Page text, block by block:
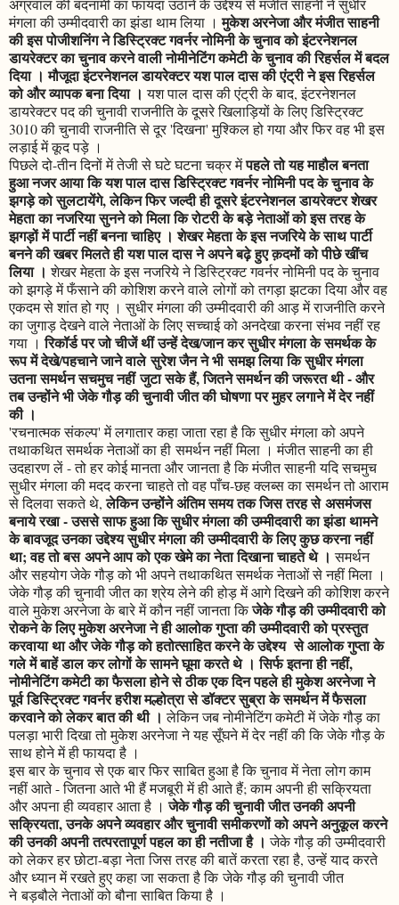
अग्रवाल की बदनामी का फायदा उठाने के उद्देश्य से मंजीत साहनी ने सुधीर
मंगला की उम्मीदवारी का झंडा थाम लिया ।मुकेश अरनेजा और मंजीत साहनी
की इस पोजीशनिंग ने डिस्ट्रिक्ट गवर्नर नोमिनी के चुनाव को इंटरनेशनल
डायरेक्टर का चुनाव करने वाली नोमीनेटिंग कमेटी के चुनाव की रिहर्सल में बदल
दिया । मौजूदा इंटरनेशनल डायरेक्टर यश पाल दास की एंट्री ने इस रिहर्सल
को और व्यापक बना दिया । यश पाल दास की एंट्री के बाद, इंटरनेशनल
डायरेक्टर पद की चुनावी राजनीति के दूसरे खिलाड़ियों के लिए डिस्ट्रिक्ट
3010 की चुनावी राजनीति से दूर 'दिखना' मुश्किल हो गया और फिर वह भी इस
लड़ाई में कूद पड़े ।
पिछले दो-तीन दिनों में तेजी से घटे घटना चक्र मेंपहले तो यह माहौल बनता
हुआ नजर आया कि यश पाल दास डिस्ट्रिक्ट गवर्नर नोमिनी पद के चुनाव के
झगड़े को सुलटायेंगे, लेकिन फिर जल्दी ही दूसरे इंटरनेशनल डायरेक्टर शेखर
मेहता का नजरिया सुनने को मिला कि रोटरी के बड़े नेताओं को इस तरह के
झगड़ों में पार्टी नहीं बनना चाहिए । शेखर मेहता के इस नजरिये के साथ पार्टी
बनने की खबर मिलते ही यश पाल दास ने अपने बढ़े हुए क़दमों को पीछे खींच
लिया । शेखर मेहता के इस नजरिये ने डिस्ट्रिक्ट गवर्नर नोमिनी पद के चुनाव
को झगड़े में फँसाने की कोशिश करने वाले लोगों को तगड़ा झटका दिया और वह
एकदम से शांत हो गए । सुधीर मंगला की उम्मीदवारी की आड़ में राजनीति करने
का जुगाड़ देखने वाले नेताओं के लिए सच्चाई को अनदेखा करना संभव नहीं रह
गया ।रिकॉर्ड पर जो चीजें थीं उन्हें देख/जान कर सुधीर मंगला के समर्थक के
रूप में देखे/पहचाने जाने वाले सुरेश जैन ने भी समझ लिया कि सुधीर मंगला
उतना समर्थन सचमुच नहीं जुटा सके हैं, जितने समर्थन की जरूरत थी - और
तब उन्होंने भी जेके गौड़ की चुनावी जीत की घोषणा पर मुहर लगाने में देर नहीं
की ।
'रचनात्मक संकल्प' में लगातार कहा जाता रहा है कि सुधीर मंगला को अपने
तथाकथित समर्थक नेताओं का ही समर्थन नहीं मिला । मंजीत साहनी का ही
उदहारण लें - तो हर कोई मानता और जानता है कि मंजीत साहनी यदि सचमुच
सुधीर मंगला की मदद करना चाहते तो वह पाँच-छह क्लब्स का समर्थन तो आराम
से दिलवा सकते थे,लेकिन उन्होंने अंतिम समय तक जिस तरह से असमंजस
बनाये रखा - उससे साफ हुआ कि सुधीर मंगला की उम्मीदवारी का झंडा थामने
के बावजूद उनका उद्देश्य सुधीर मंगला की उम्मीदवारी के लिए कुछ करना नहीं
था; वह तो बस अपने आप को एक खेमे का नेता दिखाना चाहते थे । समर्थन
और सहयोग जेके गौड़ को भी अपने तथाकथित समर्थक नेताओं से नहीं मिला ।
जेके गौड़ की चुनावी जीत का श्रेय लेने की होड़ में आगे दिखने की कोशिश करने
वाले मुकेश अरनेजा के बारे में कौन नहीं जानता किजेके गौड़ की उम्मीदवारी को
रोकने के लिए मुकेश अरनेजा ने ही आलोक गुप्ता की उम्मीदवारी को प्रस्तुत
करवाया था और जेके गौड़ को हतोत्साहित करने के उद्देश्य से आलोक गुप्ता के
गले में बाहें डाल कर लोगों के सामने घूमा करते थे । सिर्फ इतना ही नहीं,
नोमीनेटिंग कमेटी का फैसला होने से ठीक एक दिन पहले ही मुकेश अरनेजा ने
पूर्व डिस्ट्रिक्ट गवर्नर हरीश मल्होत्रा से डॉक्टर सुब्रा के समर्थन में फैसला
करवाने को लेकर बात की थी । लेकिन जब नोमीनेटिंग कमेटी में जेके गौड़ का
पलड़ा भारी दिखा तो मुकेश अरनेजा ने यह सूँघने में देर नहीं की कि जेके गौड़ के
साथ होने में ही फायदा है ।
इस बार के चुनाव से एक बार फिर साबित हुआ है कि चुनाव में नेता लोग काम
नहीं आते - जितना आते भी हैं मजबूरी में ही आते हैं; काम अपनी ही सक्रियता
और अपना ही व्यवहार आता है ।जेके गौड़ की चुनावी जीत उनकी अपनी
सक्रियता, उनके अपने व्यवहार और चुनावी समीकरणों को अपने अनुकूल करने
की उनकी अपनी तत्परतापूर्ण पहल का ही नतीजा है । जेके गौड़ की उम्मीदवारी
को लेकर हर छोटा-बड़ा नेता जिस तरह की बातें करता रहा है, उन्हें याद करते
और ध्यान में रखते हुए कहा जा सकता है कि जेके गौड़ की चुनावी जीत
ने बड़बौले नेताओं को बौना साबित किया है ।